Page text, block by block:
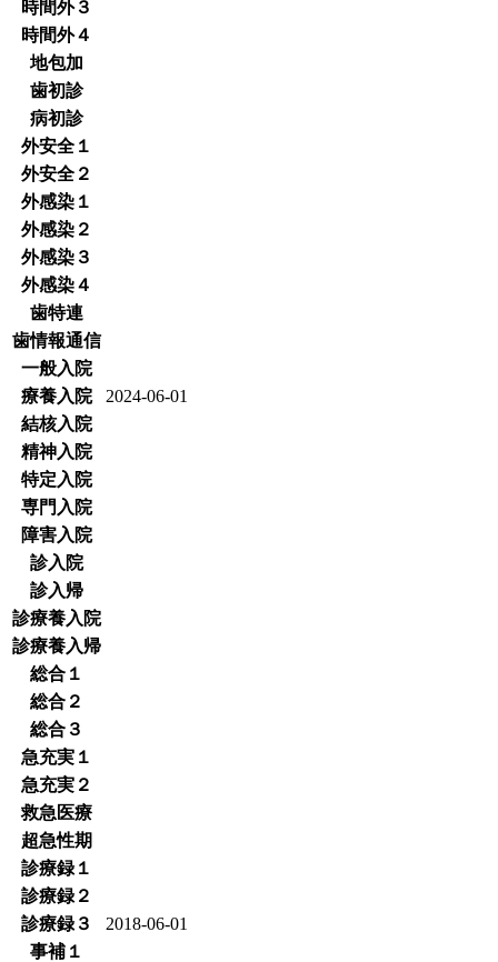
時間外３
時間外４
地包加
歯初診
病初診
外安全１
外安全２
外感染１
外感染２
外感染３
外感染４
歯特連
歯情報通信
一般入院
療養入院
2024-06-01
結核入院
精神入院
特定入院
専門入院
障害入院
診入院
診入帰
診療養入院
診療養入帰
総合１
総合２
総合３
急充実１
急充実２
救急医療
超急性期
診療録１
診療録２
診療録３
2018-06-01
事補１